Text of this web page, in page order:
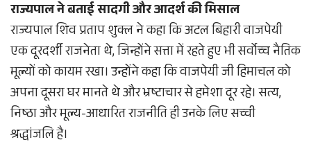
राज्यपाल ने बताई सादगी और आदर्श की मिसाल
राज्यपाल शिव प्रताप शुक्ल ने कहा कि अटल बिहारी वाजपेयी
एक दूरदर्शी राजनेता थे, जिन्होंने सत्ता में रहते हुए भी सर्वोच्च नैतिक
मूल्यों को कायम रखा। उन्होंने कहा कि वाजपेयी जी हिमाचल को
अपना दूसरा घर मानते थे और भ्रष्टाचार से हमेशा दूर रहे। सत्य,
निष्ठा और मूल्य-आधारित राजनीति ही उनके लिए सच्ची
श्रद्धांजलि है।